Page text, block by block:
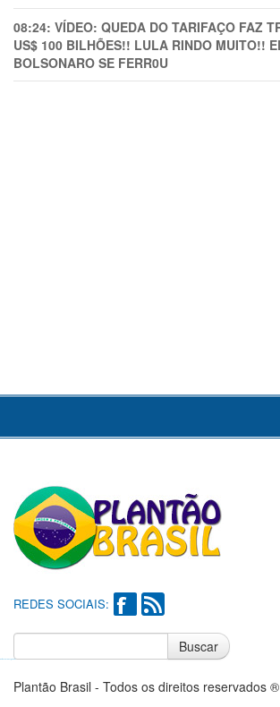
08:24: VÍDEO: QUEDA DO TARIFAÇO FAZ
US$ 100 BILHÕES!! LULA RINDO MUITO!!
BOLSONARO SE FERR0U
REDES SOCIAIS:
Buscar
Plantão Brasil - Todos os direitos reservados ®